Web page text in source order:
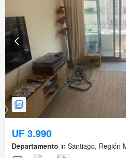
UF 3.990
Departamento in Santiago, Región